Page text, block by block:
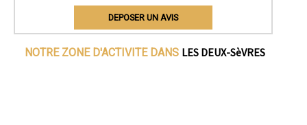
DEPOSER UN AVIS
NOTRE ZONE D'ACTIVITE DANS LES DEUX-SèVRES